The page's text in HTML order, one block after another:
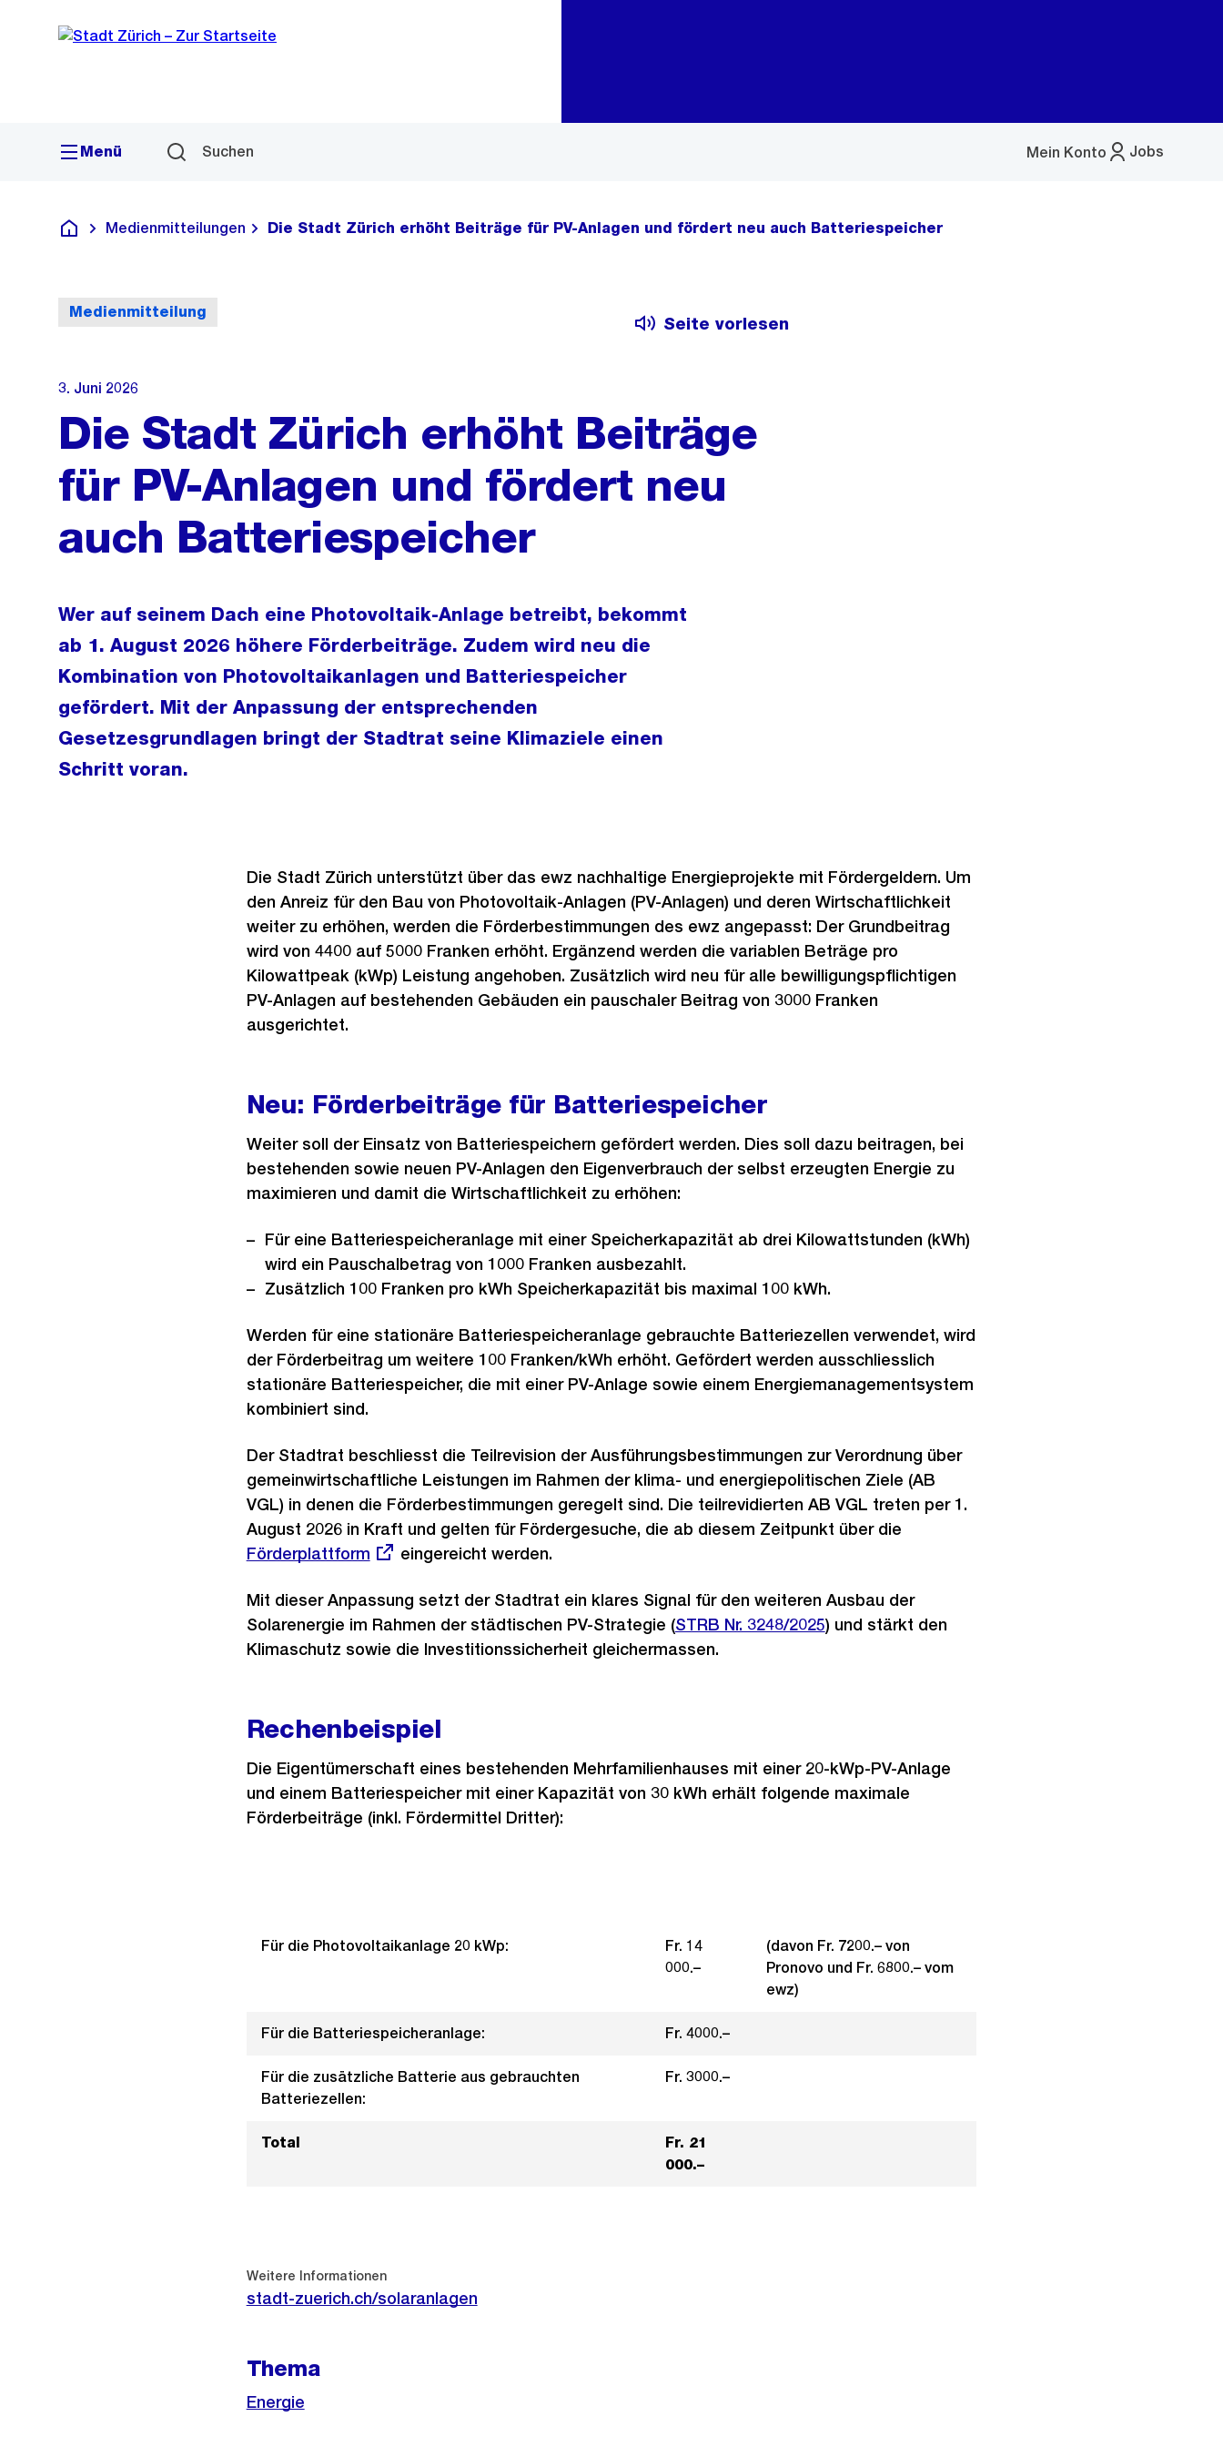
Navigation
Sprunglink
Menü Suchen Jobs
Mein Konto
Menü
Deutsch
Medienmitteilungen Die Stadt Zürich erhöht Beiträge für PV-Anlagen und fördert neu auch Batteriespeicher
Medienmitteilung
Seite vorlesen
3. Juni 2026
Die Stadt Zürich erhöht Beiträge
für PV-Anlagen und fördert neu
auch Batteriespeicher
Wer auf seinem Dach eine Photovoltaik-Anlage betreibt, bekommt
ab 1. August 2026 höhere Förderbeiträge. Zudem wird neu die
Kombination von Photovoltaikanlagen und Batteriespeicher
gefördert. Mit der Anpassung der entsprechenden
Gesetzesgrundlagen bringt der Stadtrat seine Klimaziele einen
Schritt voran.
Die Stadt Zürich unterstützt über das ewz nachhaltige Energieprojekte mit Fördergeldern. Um
den Anreiz für den Bau von Photovoltaik-Anlagen (PV-Anlagen) und deren Wirtschaftlichkeit
weiter zu erhöhen, werden die Förderbestimmungen des ewz angepasst: Der Grundbeitrag
wird von 4400 auf 5000 Franken erhöht. Ergänzend werden die variablen Beträge pro
Kilowattpeak (kWp) Leistung angehoben. Zusätzlich wird neu für alle bewilligungspflichtigen
PV-Anlagen auf bestehenden Gebäuden ein pauschaler Beitrag von 3000 Franken
ausgerichtet.
Neu: Förderbeiträge für Batteriespeicher
Weiter soll der Einsatz von Batteriespeichern gefördert werden. Dies soll dazu beitragen, bei
bestehenden sowie neuen PV-Anlagen den Eigenverbrauch der selbst erzeugten Energie zu
maximieren und damit die Wirtschaftlichkeit zu erhöhen:
Für eine Batteriespeicheranlage mit einer Speicherkapazität ab drei Kilowattstunden (kWh)
wird ein Pauschalbetrag von 1000 Franken ausbezahlt.
Zusätzlich 100 Franken pro kWh Speicherkapazität bis maximal 100 kWh.
Werden für eine stationäre Batteriespeicheranlage gebrauchte Batteriezellen verwendet, wird
der Förderbeitrag um weitere 100 Franken/kWh erhöht. Gefördert werden ausschliesslich
stationäre Batteriespeicher, die mit einer PV-Anlage sowie einem Energiemanagementsystem
kombiniert sind.
Der Stadtrat beschliesst die Teilrevision der Ausführungsbestimmungen zur Verordnung über
gemeinwirtschaftliche Leistungen im Rahmen der klima- und energiepolitischen Ziele (AB
VGL) in denen die Förderbestimmungen geregelt sind. Die teilrevidierten AB VGL treten per 1.
August 2026 in Kraft und gelten für Fördergesuche, die ab diesem Zeitpunkt über die
Förderplattform eingereicht werden.
Mit dieser Anpassung setzt der Stadtrat ein klares Signal für den weiteren Ausbau der
Solarenergie im Rahmen der städtischen PV-Strategie (STRB Nr. 3248/2025) und stärkt den
Klimaschutz sowie die Investitionssicherheit gleichermassen.
Rechenbeispiel
Die Eigentümerschaft eines bestehenden Mehrfamilienhauses mit einer 20-kWp-PV-Anlage
und einem Batteriespeicher mit einer Kapazität von 30 kWh erhält folgende maximale
Förderbeiträge (inkl. Fördermittel Dritter):
Für die Photovoltaikanlage 20 kWp:
Fr. 14
000.–
(davon Fr. 7200.– von
Pronovo und Fr. 6800.– vom
ewz)
Für die Batteriespeicheranlage: Fr. 4000.–
Für die zusätzliche Batterie aus gebrauchten
Batteriezellen:
Fr. 3000.–
Total
Fr. 21
000.–
Weitere Informationen
stadt-zuerich.ch/solaranlagen
Thema
Energie